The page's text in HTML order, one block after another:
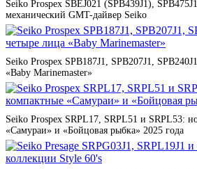
полудрагоценные камни проходят
качества. Инновационные технологии
для вечного блеска, технология ДНА
уникальных оттенков, микропаве для
— делают каждое изделие
искусства.
Seiko Prospex SBEJ021 (SPB439J1),
механический GMT-дайвер Seiko
Seiko Prospex SPB187J1, SPB207J1,
«Baby Marinemaster»
Seiko Prospex SRPL17, SRPL51 и SRPL53:
«Самураи» и «Бойцовая рыбка» 2025 года